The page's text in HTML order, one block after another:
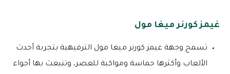
غيمز كورنر ميغا مول
تسمح وجهة غيمز كورنر ميغا مول الترفيهية بتجربة أحدث
الألعاب وأكثرها حماسة ومواكبة للعصر، وتنبعث بها أجواء